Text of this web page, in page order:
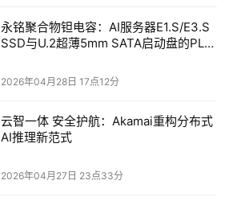
永铭聚合物钽电容：AI服务器E1.S/E3.S
SSD与U.2超薄5mm SATA启动盘的PLP
2026年04月28日 17点12分
云智一体 安全护航：Akamai重构分布式
AI推理新范式
2026年04月27日 23点33分